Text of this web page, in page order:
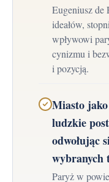
Eugeniusz de
ideałów,
wpływowi
cynizmu i
i pozycją.
Miasto
ludzkie
odwołując
wybranych
Paryż w